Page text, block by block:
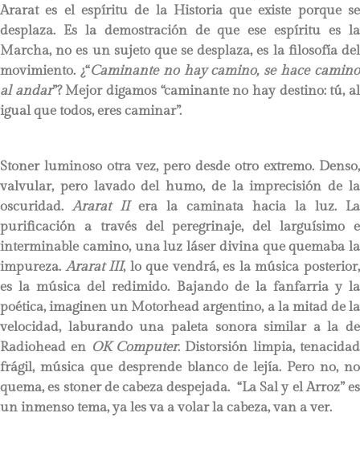
Ararat es el espíritu de la Historia que existe porque se
desplaza. Es la demostración de que ese espíritu es la
Marcha, no es un sujeto que se desplaza, es la filosofía del
movimiento. ¿“Caminante no hay camino, se hace camino
al andar”? Mejor digamos “caminante no hay destino: tú, al
igual que todos, eres caminar”.
Stoner luminoso otra vez, pero desde otro extremo. Denso,
valvular, pero lavado del humo, de la imprecisión de la
oscuridad.Ararat IIera la caminata hacia la luz. La
purificación a través del peregrinaje, del larguísimo e
interminable camino, una luz láser divina que quemaba la
impureza.Ararat III, lo que vendrá, es la música posterior,
es la música del redimido. Bajando de la fanfarria y la
poética, imaginen un Motorhead argentino, a la mitad de la
velocidad, laburando una paleta sonora similar a la de
Radiohead en OK Computer. Distorsión limpia, tenacidad
frágil, música que desprende blanco de lejía. Pero no, no
quema, es stoner de cabeza despejada. “La Sal y el Arroz” es
un inmenso tema, ya les va a volar la cabeza, van a ver.